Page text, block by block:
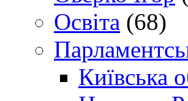
Освіта (68)
Київська